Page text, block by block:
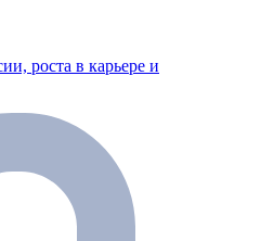
роста в карьере и